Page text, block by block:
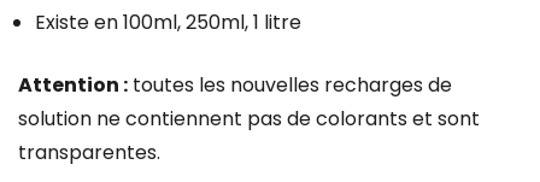
Existe en 100ml, 250ml, 1 litre
Attention : toutes les nouvelles recharges de
solution ne contiennent pas de colorants et sont
transparentes.